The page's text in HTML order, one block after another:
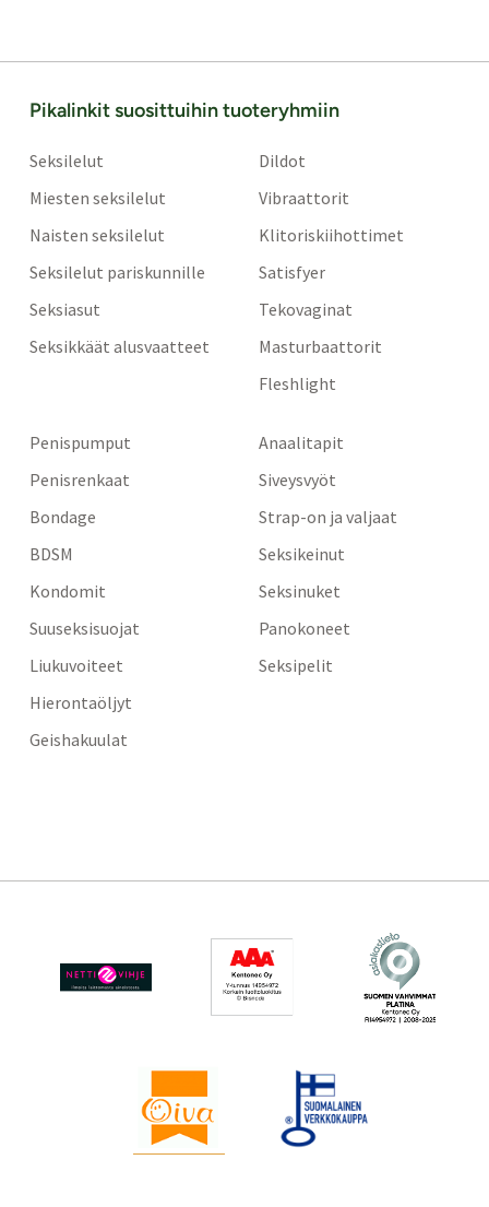
Pikalinkit suosittuihin tuoteryhmiin
Seksilelut
Miesten seksilelut
Naisten seksilelut
Seksilelut pariskunnille
Seksiasut
Seksikkäät alusvaatteet
Dildot
Vibraattorit
Klitoriskiihottimet
Satisfyer
Tekovaginat
Masturbaattorit
Fleshlight
Penispumput
Penisrenkaat
Bondage
BDSM
Kondomit
Suuseksisuojat
Liukuvoiteet
Hierontaöljyt
Geishakuulat
Anaalitapit
Siveysvyöt
Strap-on ja valjaat
Seksikeinut
Seksinuket
Panokoneet
Seksipelit